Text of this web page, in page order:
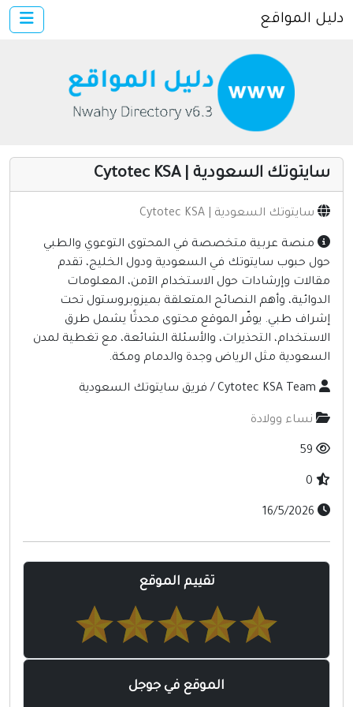
اتصل بنا
تسجيل
مواقع إخباريه
كمبيوتر وبرامج
إنترنت وشبكات
الأسرة والترفيه
مواقع طبيه
منتديات
أخرى ومنوعه
دليل المواقع
سايتوتك السعودية | Cytotec KSA
سايتوتك السعودية | Cytotec KSA
منصة عربية متخصصة في المحتوى التوعوي والطبي
حول حبوب سايتوتك في السعودية ودول الخليج، تقدم
مقالات وإرشادات حول الاستخدام الآمن، المعلومات
الدوائية، وأهم النصائح المتعلقة بميزوبروستول تحت
إشراف طبي. يوفّر الموقع محتوى محدثًا يشمل طرق
الاستخدام، التحذيرات، والأسئلة الشائعة، مع تغطية لمدن
السعودية مثل الرياض وجدة والدمام ومكة.
نساء وولادة
تقييم الموقع
الموقع في جوجل